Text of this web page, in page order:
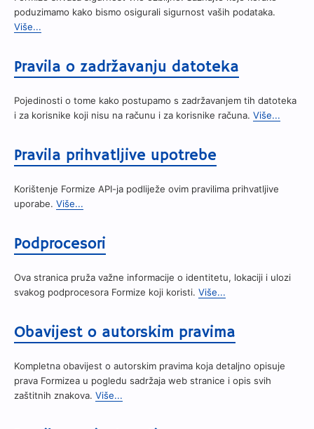
poduzimamo kako bismo osigurali sigurnost vaših podataka.
Više...
Pravila o zadržavanju datoteka
Pojedinosti o tome kako postupamo s zadržavanjem tih datoteka
i za korisnike koji nisu na računu i za korisnike računa. Više...
Pravila prihvatljive upotrebe
Korištenje Formize API-ja podliježe ovim pravilima prihvatljive
uporabe. Više...
Podprocesori
Ova stranica pruža važne informacije o identitetu, lokaciji i ulozi
svakog podprocesora Formize koji koristi. Više...
Obavijest o autorskim pravima
Kompletna obavijest o autorskim pravima koja detaljno opisuje
prava Formizea u pogledu sadržaja web stranice i opis svih
zaštitnih znakova. Više...